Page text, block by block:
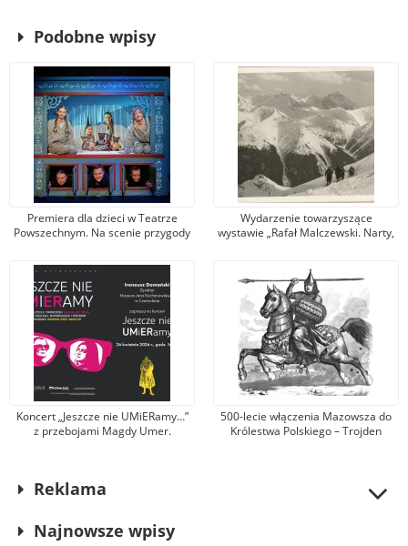
Podobne wpisy
Premiera dla dzieci w Teatrze
Powszechnym. Na scenie przygody
Ollego i Anny
Wydarzenie towarzyszące
wystawie „Rafał Malczewski. Narty,
Szatkowskim
Koncert „Jeszcze nie UMiERamy…”
z przebojami Magdy Umer.
500-lecie włączenia Mazowsza do
Królestwa Polskiego – Trojden
Reklama
Najnowsze wpisy